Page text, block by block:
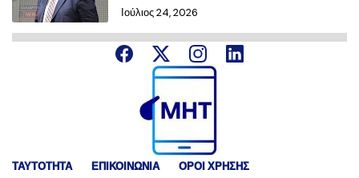
Ιούλιος 24, 2026
ΤΑΥΤΟΤΗΤΑ ΕΠΙΚΟΙΝΩΝΙΑ ΟΡΟΙ ΧΡΗΣΗΣ